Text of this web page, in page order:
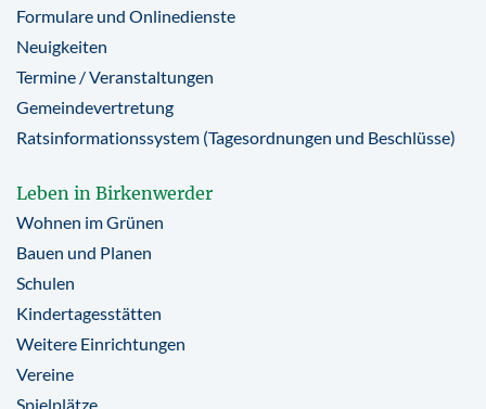
Formulare und Onlinedienste
Neuigkeiten
Termine / Veranstaltungen
Gemeindevertretung
Ratsinformationssystem (Tagesordnungen und Beschlüsse)
Leben in Birkenwerder
Wohnen im Grünen
Bauen und Planen
Schulen
Kindertagesstätten
Weitere Einrichtungen
Vereine
Spielplätze